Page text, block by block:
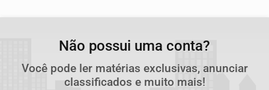
Não possui uma conta?
Você pode ler matérias exclusivas, anunciar
classificados e muito mais!